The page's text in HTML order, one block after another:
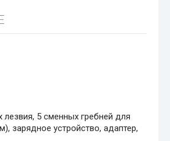
5 сменных гребней для
зарядное устройство, адаптер,